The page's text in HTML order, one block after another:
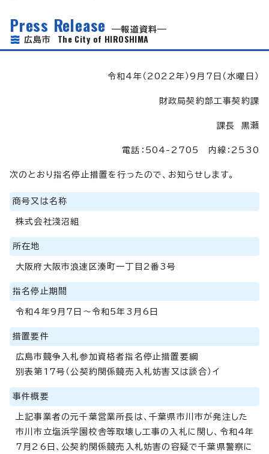
Press Release
報道資料
広島市 The City of HIROSHIMA
令和4年（2022年）9月7日（水曜日）
財政局契約部工事契約課
課長 黒瀬
電話：504-2705 内線：2530
次のとおり指名停止措置を行ったので、お知らせします。
商号又は名称
株式会社淺沼組
所在地
大阪府大阪市浪速区湊町一丁目2番3号
指名停止期間
令和4年9月7日～令和5年3月6日
措置要件
広島市競争入札参加資格者指名停止措置要綱
別表第17号（公契約関係競売入札妨害又は談合）イ
事件概要
上記事業者の元千葉営業所長は、千葉県市川市が発注した
市川市立塩浜学園校舎等取壊し工事の入札に関し、令和4年
7月26日、公契約関係競売入札妨害の容疑で千葉県警察に